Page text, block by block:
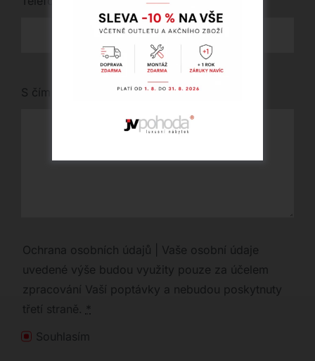
S čím vám můžeme pomoci?
Ochrana osobních údajů | Vaše osobní údaje
uvedené výše budou využity pouze za účelem
zpracování Vaší poptávky a nebudou poskytnuty
třetí straně. *
Souhlasím